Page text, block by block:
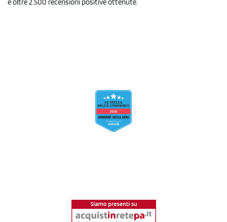
e oltre 2.500 recensioni positive ottenute.